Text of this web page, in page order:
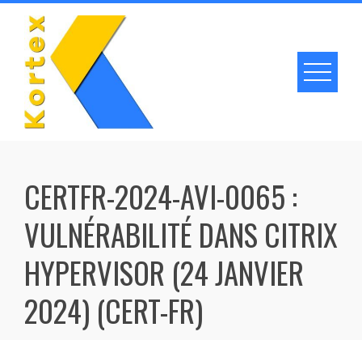
Skip
content
CERTFR-2024-AVI-0065 :
VULNÉRABILITÉ DANS CITRIX
HYPERVISOR (24 JANVIER
2024) (CERT-FR)